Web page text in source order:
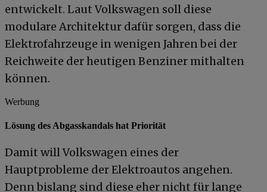
entwickelt. Laut Volkswagen soll diese
modulare Architektur dafür sorgen, dass die
Elektrofahrzeuge in wenigen Jahren bei der
Reichweite der heutigen Benziner mithalten
können.
Werbung
Lösung des Abgasskandals hat Priorität
Damit will Volkswagen eines der
Hauptprobleme der Elektroautos angehen.
Denn bislang sind diese eher nicht für lange